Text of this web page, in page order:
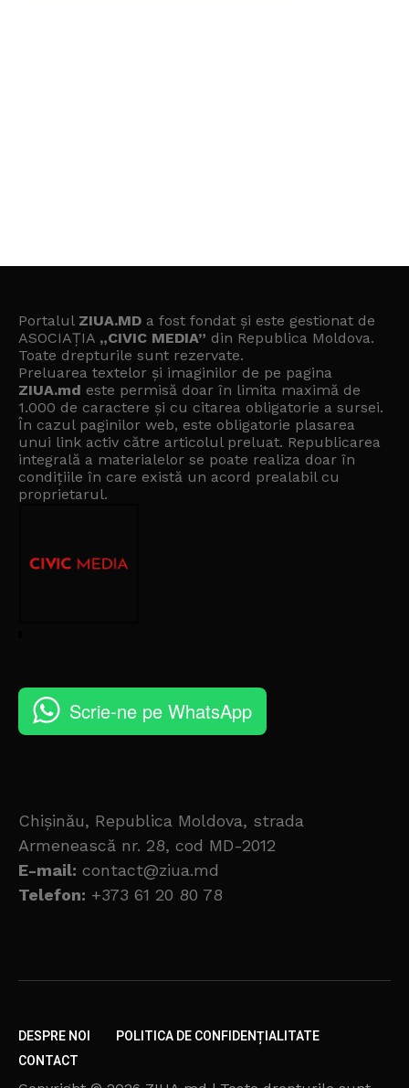
Portalul ZIUA.MD a fost fondat și este gestionat de
ASOCIAȚIA „CIVIC MEDIA” din Republica Moldova.
Toate drepturile sunt rezervate.
Preluarea textelor și imaginilor de pe pagina
ZIUA.md este permisă doar în limita maximă de
1.000 de caractere și cu citarea obligatorie a sursei.
În cazul paginilor web, este obligatorie plasarea
unui link activ către articolul preluat. Republicarea
integrală a materialelor se poate realiza doar în
condițiile în care există un acord prealabil cu
proprietarul.
Scrie-ne pe WhatsApp
Chișinău, Republica Moldova, strada
Armenească nr. 28, cod MD-2012
E-mail: contact@ziua.md
Telefon: +373 61 20 80 78
DESPRE NOI
POLITICA DE CONFIDENȚIALITATE
CONTACT